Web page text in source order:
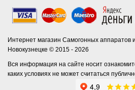
Интернет магазин Самогонных аппаратов
Новокузнецке © 2015 - 2026
Вся информация на сайте носит
каких условиях не может считаться